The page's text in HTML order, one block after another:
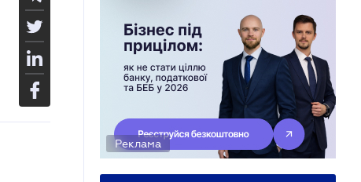
Реклама